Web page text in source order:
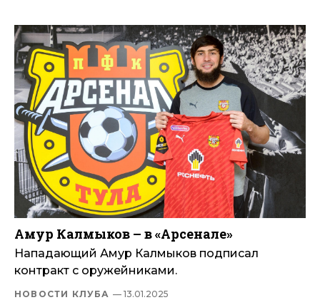
Амур Калмыков – в «Арсенале»
Нападающий Амур Калмыков подписал
контракт с оружейниками.
НОВОСТИ КЛУБА — 13.01.2025